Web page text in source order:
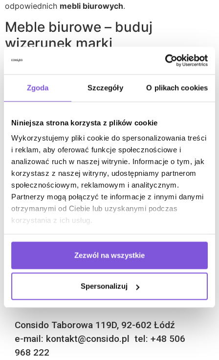
Zgoda Szczegóły O plikach cookies
Niniejsza strona korzysta z plików cookie
Wykorzystujemy pliki cookie do spersonalizowania treści
i reklam, aby oferować funkcje społecznościowe i
analizować ruch w naszej witrynie. Informacje o tym, jak
korzystasz z naszej witryny, udostępniamy partnerom
społecznościowym, reklamowym i analitycznym.
Partnerzy mogą połączyć te informacje z innymi danymi
otrzymanymi od Ciebie lub uzyskanymi podczas
korzystania z ich usług.
Zezwól na wszystkie
Spersonalizuj
odpowiednich mebli biurowych.
Meble biurowe – buduj
wizerunek marki
Sprzęty są ważnym elementem, który dopełnia
współpracujemy z wyjątkowymi producentami –
stawiamy na oryginalność i ponadczasową jakość.
którzy znają się na designie i potrafią nas zaskoczyć.
Chcemy, aby meble biurowe stanowiły harmonijną
całość z naszymi propozycjami. Zmieniamy dla naszych
klientów powierzchnie biurowe i lokale gastronomiczne
w miejsca przyjazne pracy oraz wypoczynkowi.
Nasza oferta jest skierowana do przedsiębiorców
z miasta Olsztyn oraz województwa warmińsko-
mazurskiego. Z przyjemnością zaprojektujemy dla
Ciebie wymarzoną przestrzeń, umów się na spotkanie
POZNAJMY SIĘ!
Consido Taborowa 119D, 92-602 Łódź
e-mail: kontakt@consido.pl tel: +48 506
968 222